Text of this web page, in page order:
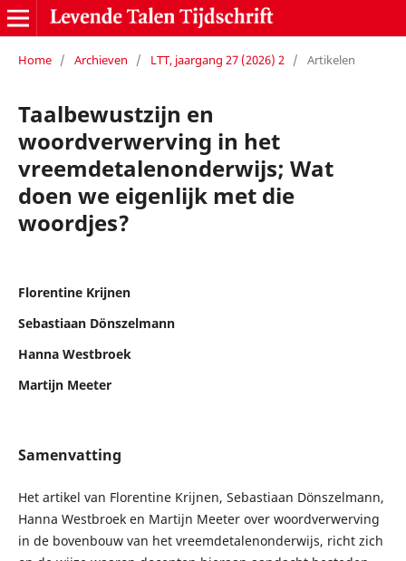
Home / Archieven / LTT, jaargang 27 (2026) 2 / Artikelen
Taalbewustzijn en
woordverwerving in het
vreemdetalenonderwijs; Wat
doen we eigenlijk met die
woordjes?
Florentine Krijnen
Sebastiaan Dönszelmann
Hanna Westbroek
Martijn Meeter
Samenvatting
Het artikel van Florentine Krijnen, Sebastiaan Dönszelmann,
Hanna Westbroek en Martijn Meeter over woordverwerving
in de bovenbouw van het vreemdetalenonderwijs, richt zich